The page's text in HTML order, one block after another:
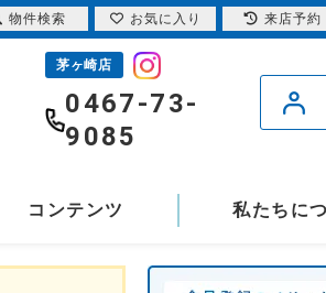
茅ヶ崎店
0467-73-
9085
コンテンツ 私たちに
物件検索 お気に入り 来店予約